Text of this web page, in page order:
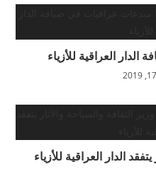
العراقية للأزياء
الدار العراقية للأزياء